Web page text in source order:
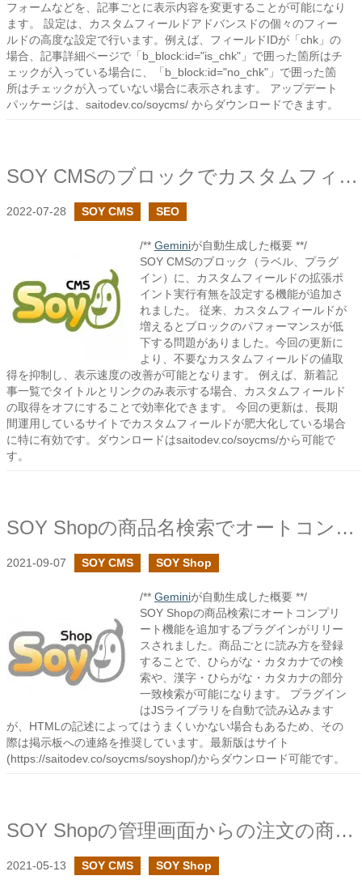
フォームなどを、記事ごとに表示内容を変更することが可能になり
ます。 設定は、カスタムフィールドアドバンスドの個々のフィー
ルドの高度な設定で行います。例えば、フィールドIDが「chk」の
場合、記事詳細ページで「b_block:id="is_chk"」で囲った箇所はチ
ェックが入っている場合に、「b_block:id="no_chk"」で囲った箇
所はチェックが入っていない場合に表示されます。 アップデート
パッケージは、saitodev.co/soycms/ からダウンロードできます。
SOY CMSのブロックでカスタムフィールドの拡張ポイントの実行設定を追加しました
2022-07-28 SOY CMS SEO
/** Geminiが自動生成した概要 **/
SOY CMSのブロック（ラベル、プラグ
イン）に、カスタムフィールドの拡張ポ
イント実行有無を設定する機能が追加さ
れました。 従来、カスタムフィールドが
増えるとブロックのパフォーマンスが低
下する問題がありました。今回の更新に
より、不要なカスタムフィールドの値取
得を抑制し、表示速度の改善が可能となります。 例えば、新着記
事一覧でタイトルとリンクのみ表示する場合、カスタムフィールド
の取得をオフにすることで効率化できます。 今回の更新は、長期
間運用しているサイトでカスタムフィールドが肥大化している場合
に特に有効です。ダウンロードはsaitodev.co/soycms/から可能で
す。
SOY Shopの商品名検索でオートコンプリートを追加しました
2021-09-07 SOY CMS SOY Shop
/** Geminiが自動生成した概要 **/
SOY Shopの商品検索にオートコンプリ
ート機能を追加するプラグインがリリー
スされました。商品ごとに読み方を登録
することで、ひらがな・カタカナでの検
索や、漢字・ひらがな・カタカナの部分
一致検索が可能になります。 プラグイン
はJSライブラリを自動で読み込みます
が、HTMLの記述によってはうまくいかない場合もあるため、その
際は掲示板への連絡を推奨しています。最新版はサイト
(https://saitodev.co/soycms/soyshop/)からダウンロード可能です。
SOY Shopの管理画面からの注文の商品検索の高速化に挑戦
2021-05-13 SOY CMS SOY Shop